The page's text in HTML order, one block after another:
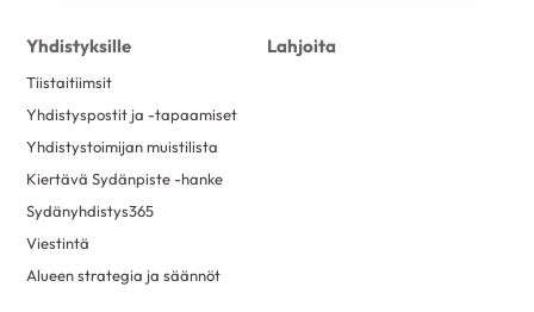
Yhdistyksille
Tiistaitiimsit
Yhdistyspostit ja -tapaamiset
Yhdistystoimijan muistilista
Kiertävä Sydänpiste -hanke
Sydänyhdistys365
Viestintä
Alueen strategia ja säännöt
Lahjoita